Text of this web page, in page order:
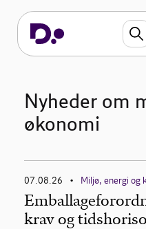
Nyheder om
økonomi
07.08.26 • Miljø, energi og
krav og